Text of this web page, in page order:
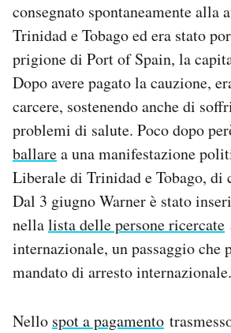
consegnato spontaneamente alla
Trinidad e Tobago ed era stato
prigione di Port of Spain, la
Dopo avere pagato la cauzione,
carcere, sostenendo anche di
problemi di salute. Poco dopo
ballarea una manifestazione
Liberale di Trinidad e Tobago, di
Dal 3 giugno Warner è stato
nellalista delle persone ricercate
internazionale, un passaggio che
mandato di arresto internazionale.
Nello spot a pagamento